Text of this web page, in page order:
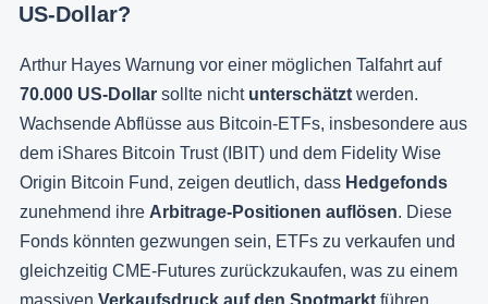
US-Dollar?
Arthur Hayes Warnung vor einer möglichen Talfahrt auf
70.000 US-Dollar sollte nicht unterschätzt werden.
Wachsende Abflüsse aus Bitcoin-ETFs, insbesondere aus
dem iShares Bitcoin Trust (IBIT) und dem Fidelity Wise
Origin Bitcoin Fund, zeigen deutlich, dass Hedgefonds
zunehmend ihre Arbitrage-Positionen auflösen. Diese
Fonds könnten gezwungen sein, ETFs zu verkaufen und
gleichzeitig CME-Futures zurückzukaufen, was zu einem
massiven Verkaufsdruck auf den Spotmarkt führen